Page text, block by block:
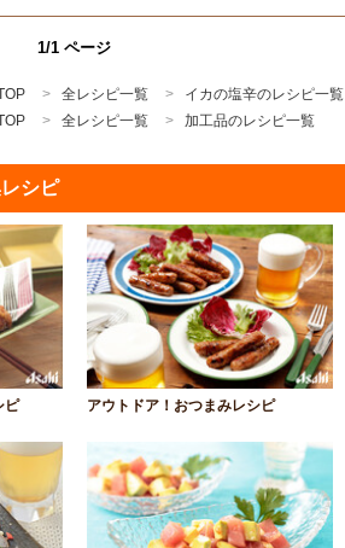
1/1 ページ
全レシピ一覧
イカの塩辛のレシピ一覧
全レシピ一覧 加工品のレシピ一覧
シピ
ピ アウトドア！おつまみレシピ